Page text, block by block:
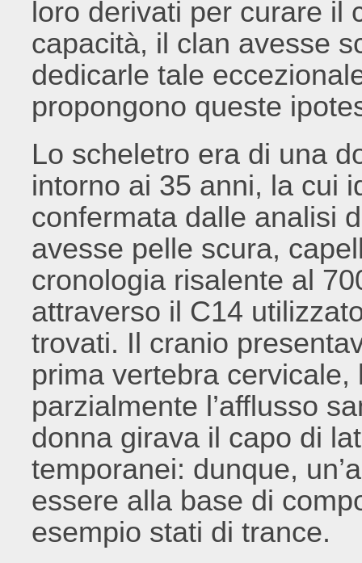
loro derivati per curare il
capacità, il clan avesse
dedicarle tale
propongono queste
Lo scheletro era di una
intorno ai 35 anni, la cui
confermata dalle analisi
avesse pelle scura,
cronologia risalente al
attraverso il C14
trovati. Il cranio
prima vertebra
parzialmente l’afflusso
donna girava il capo di
temporanei: dunque,
essere alla base di
esempio stati di trance.